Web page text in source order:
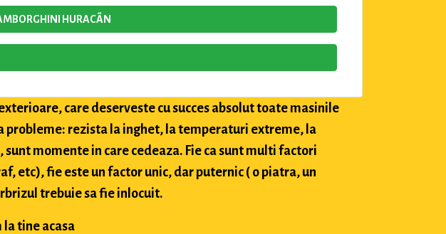
HURACÃN
care deserveste cu succes absolut toate masinile
rezista la inghet, la temperaturi extreme, la
momente in care cedeaza. Fie ca sunt multi factori
etc), fie este un factor unic, dar puternic ( o piatra, un
trebuie sa fie inlocuit.
tine acasa